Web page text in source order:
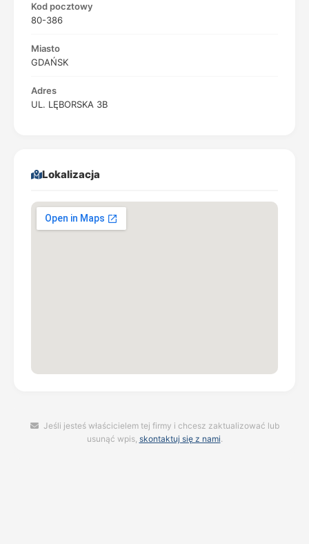
Kod pocztowy
80-386
Miasto
GDAŃSK
Adres
UL. LĘBORSKA 3B
Lokalizacja
Jeśli jesteś właścicielem tej firmy i chcesz zaktualizować lub
usunąć wpis, skontaktuj się z nami.